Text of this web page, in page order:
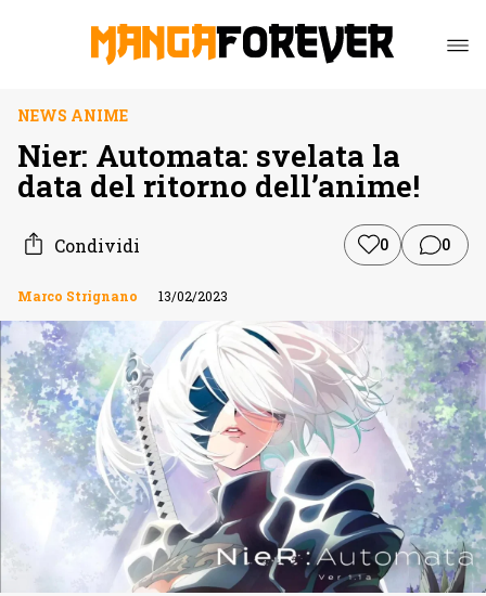
NEWS ANIME
Nier: Automata: svelata la
data del ritorno dell’anime!
Condividi 0 0
Marco Strignano 13/02/2023